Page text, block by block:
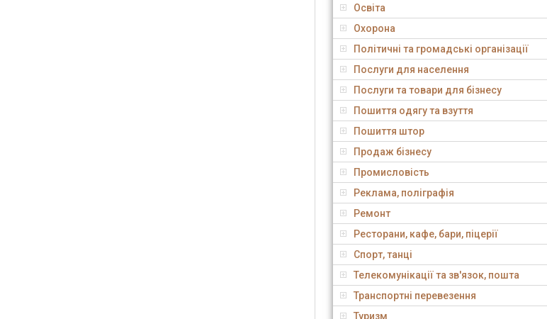
Освіта
Охорона
Політичні та громадські організації
Послуги для населення
Послуги та товари для бізнесу
Пошиття одягу та взуття
Пошиття штор
Продаж бізнесу
Промисловість
Реклама, поліграфія
Ремонт
Ресторани, кафе, бари, піцерії
Спорт, танці
Телекомунікації та зв'язок, пошта
Транспортні перевезення
Туризм